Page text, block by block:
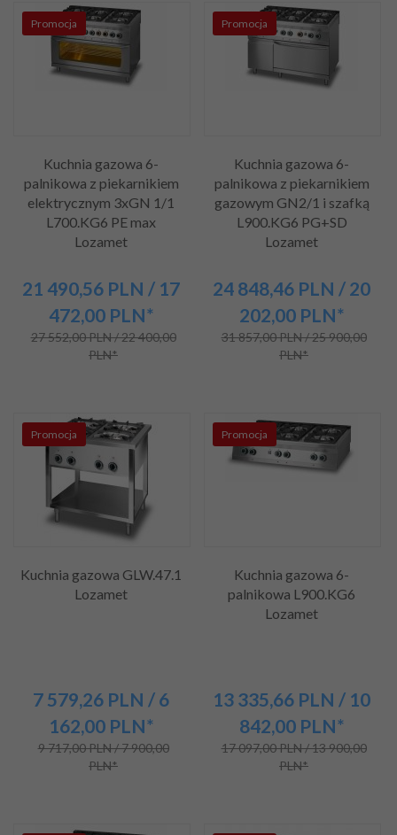
Promocja
Kuchnia gazowa 6-
palnikowa z piekarnikiem
elektrycznym 3xGN 1/1
L700.KG6 PE max
Lozamet
21 490,56 PLN / 17
472,00 PLN*
27 552,00 PLN / 22 400,00
PLN*
Promocja
Kuchnia gazowa 6-
palnikowa z piekarnikiem
gazowym GN2/1 i szafką
L900.KG6 PG+SD
Lozamet
24 848,46 PLN / 20
202,00 PLN*
31 857,00 PLN / 25 900,00
PLN*
Promocja
Kuchnia gazowa GLW.47.1
Lozamet
7 579,26 PLN / 6
162,00 PLN*
9 717,00 PLN / 7 900,00
PLN*
Promocja
Kuchnia gazowa 6-
palnikowa L900.KG6
Lozamet
13 335,66 PLN / 10
842,00 PLN*
17 097,00 PLN / 13 900,00
PLN*